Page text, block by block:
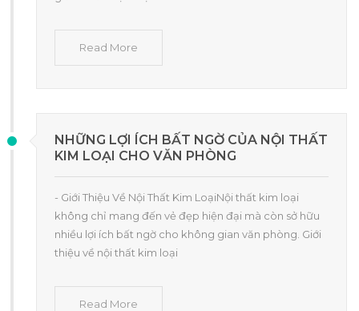
Read More
NHỮNG LỢI ÍCH BẤT NGỜ CỦA NỘI THẤT
KIM LOẠI CHO VĂN PHÒNG
- Giới Thiệu Về Nội Thất Kim LoạiNội thất kim loại
không chỉ mang đến vẻ đẹp hiện đại mà còn sở hữu
nhiều lợi ích bất ngờ cho không gian văn phòng. Giới
thiệu về nội thất kim loại
Read More